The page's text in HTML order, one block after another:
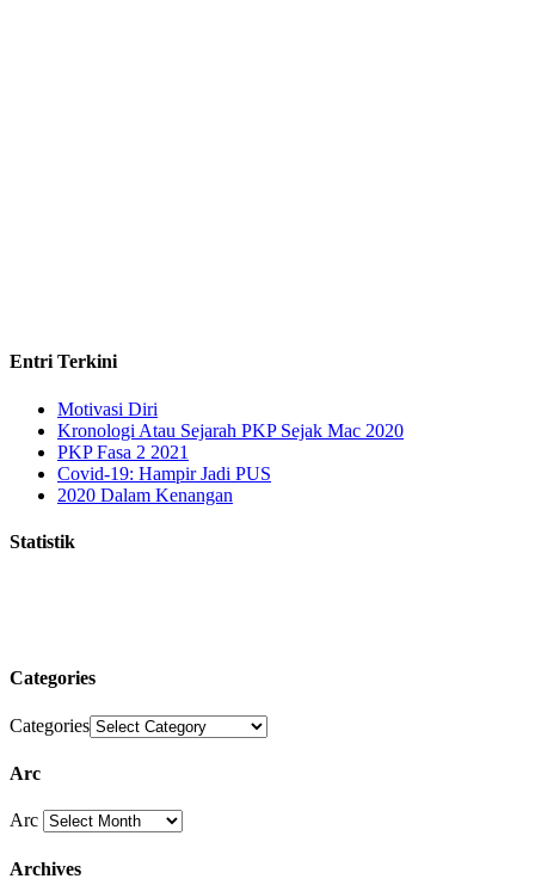
Entri Terkini
Motivasi Diri
Kronologi Atau Sejarah PKP Sejak Mac 2020
PKP Fasa 2 2021
Covid-19: Hampir Jadi PUS
2020 Dalam Kenangan
Statistik
Categories
Categories
Arc
Arc
Archives